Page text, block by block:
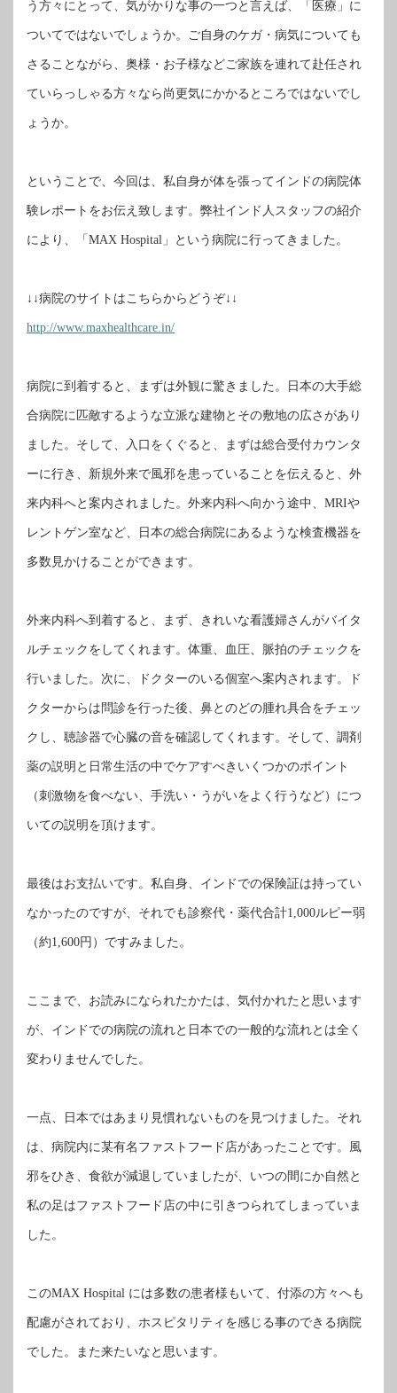
う方々にとって、気がかりな事の一つと言えば、「医療」に
ついてではないでしょうか。ご自身のケガ・病気についても
さることながら、奥様・お子様などご家族を連れて赴任され
ていらっしゃる方々なら尚更気にかかるところではないでし
ょうか。
ということで、今回は、私自身が体を張ってインドの病院体
験レポートをお伝え致します。弊社インド人スタッフの紹介
により、「MAX Hospital 」という病院に行ってきました。
↓↓病院のサイトはこちらからどうぞ↓↓
http://www.maxhealthcare.in/
病院に到着すると、まずは外観に驚きました。日本の大手総
合病院に匹敵するような立派な建物とその敷地の広さがあり
ました。そして、入口をくぐると、まずは総合受付カウンタ
ーに行き、新規外来で風邪を患っていることを伝えると、外
来内科へと案内されました。外来内科へ向かう途中、 MRIや
レントゲン室など、日本の総合病院にあるような検査機器を
多数見かけることができます。
外来内科へ到着すると、まず、きれいな看護婦さんがバイタ
ルチェックをしてくれます。体重、血圧、脈拍のチェックを
行いました。次に、ドクターのいる個室へ案内されます。ド
クターからは問診を行った後、鼻とのどの腫れ具合をチェッ
クし、聴診器で心臓の音を確認してくれます。そして、調剤
薬の説明と日常生活の中でケアすべきいくつかのポイント
（刺激物を食べない、手洗い・うがいをよく行うなど）につ
いての説明を頂けます。
最後はお支払いです。私自身、インドでの保険証は持ってい
なかったのですが、それでも診察代・薬代合計1,000ルピー弱
（約1,600円）ですみました。
ここまで、お読みになられたかたは、気付かれたと思います
が、インドでの病院の流れと日本での一般的な流れとは全く
変わりませんでした。
一点、日本ではあまり見慣れないものを見つけました。それ
は、病院内に某有名ファストフード店があったことです。風
邪をひき、食欲が減退していましたが、いつの間にか自然と
私の足はファストフード店の中に引きつられてしまっていま
した。
このMAX Hospital には多数の患者様もいて、付添の方々へも
配慮がされており、ホスピタリティを感じる事のできる病院
でした。また来たいなと思います。